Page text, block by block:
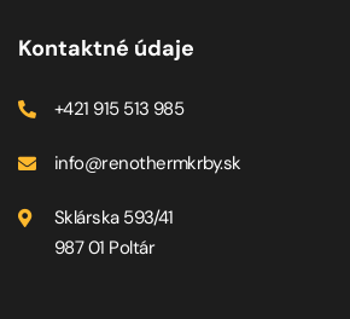
Kontaktné údaje
+421 915 513 985
info@renothermkrby.sk
Sklárska 593/41
987 01 Poltár